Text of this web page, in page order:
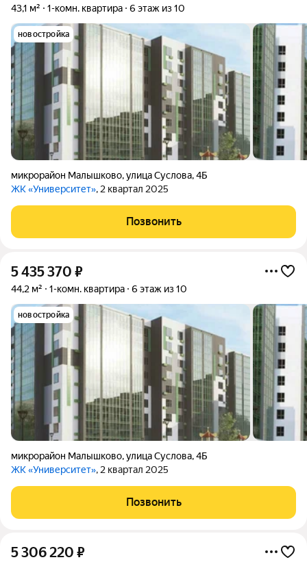
43,1 м² 1-комн. квартира 6 этаж из 10
новостройка
микрорайон Малышково,улица Суслова,4Б
ЖК «Университет», 2 квартал 2025
Позвонить
5 435 370 ₽
44,2 м² 1-комн. квартира 6 этаж из 10
новостройка
микрорайон Малышково,улица Суслова,4Б
ЖК «Университет», 2 квартал 2025
Позвонить
5 306 220 ₽